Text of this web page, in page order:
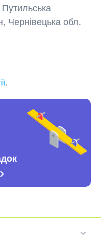
Чернівецька обл.
.